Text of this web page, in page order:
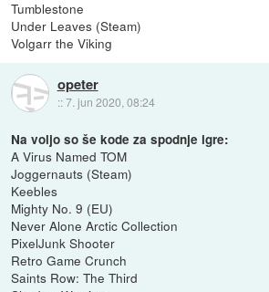
Tumblestone
Under Leaves (Steam)
Volgarr the Viking
opeter
::7. jun 2020, 08:24
Na voljo so še kode za spodnje igre:
A Virus Named TOM
Joggernauts (Steam)
Keebles
Mighty No. 9 (EU)
Never Alone Arctic Collection
PixelJunk Shooter
Retro Game Crunch
Saints Row: The Third